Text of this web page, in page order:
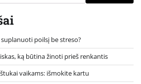
poilsį be streso?
ką būtina žinoti prieš renkantis
vaikams: išmokite kartu